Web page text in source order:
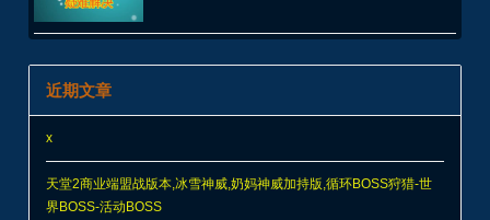
近期文章
x
天堂2商业端盟战版本,冰雪神威,奶妈神威加持版,循环BOSS狩猎-世
界BOSS-活动BOSS